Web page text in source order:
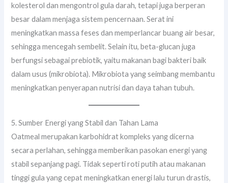
kolesterol dan mengontrol gula darah, tetapi juga berperan
besar dalam menjaga sistem pencernaan. Serat ini
meningkatkan massa feses dan memperlancar buang air besar,
sehingga mencegah sembelit. Selain itu, beta-glucan juga
berfungsi sebagai prebiotik, yaitu makanan bagi bakteri baik
dalam usus (mikrobiota). Mikrobiota yang seimbang membantu
meningkatkan penyerapan nutrisi dan daya tahan tubuh.
5. Sumber Energi yang Stabil dan Tahan Lama
Oatmeal merupakan karbohidrat kompleks yang dicerna
secara perlahan, sehingga memberikan pasokan energi yang
stabil sepanjang pagi. Tidak seperti roti putih atau makanan
tinggi gula yang cepat meningkatkan energi lalu turun drastis,